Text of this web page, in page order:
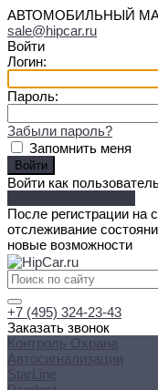
АВТОМОБИЛЬНЫЙ
sale@hipcar.ru
Войти
Логин:
Пароль:
Забыли пароль?
Запомнить меня
Войти как
После регистрации на
отслеживание
новые возможности
+7 (495) 324-23-43
Заказать звонок
Контроль Охрана
Автосигнализации
StarLine